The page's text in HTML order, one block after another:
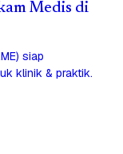
Medis di
siap
klinik & praktik.